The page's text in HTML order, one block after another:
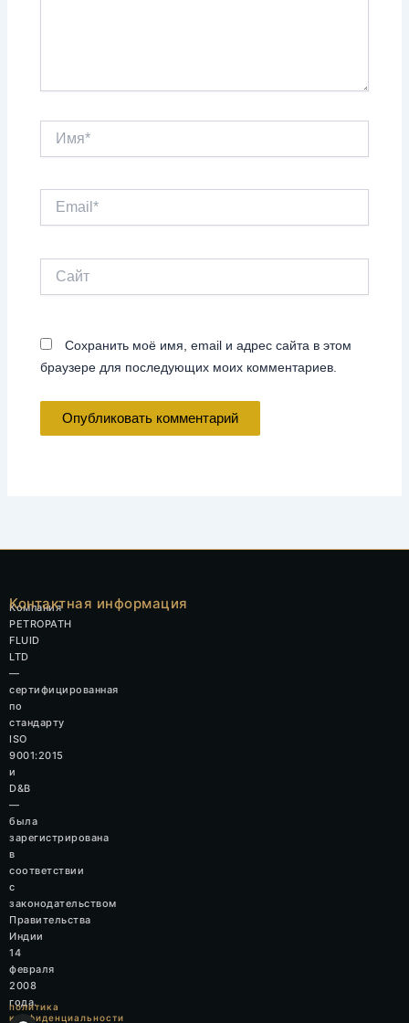
Email*
Сохранить моё имя, email и адрес сайта в этом
браузере для последующих моих комментариев.
Компания
PETROPATH
FLUID
LTD
—
сертифицированная
по
стандарту
ISO
9001:2015
и
D&B
—
была
зарегистрирована
в
соответствии
с
законодательством
Правительства
Индии
14
февраля
2008
года.
политика
конфиденциальности
F
IL
W
Контактная информация